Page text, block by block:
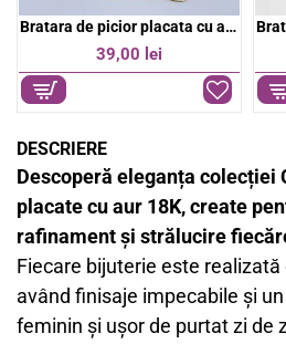
Bratara de picior placata cu aur 18k
39,00 lei
DESCRIERE
Descoperă eleganța colecției
placate cu aur 18K, create
rafinament și strălucire
Fiecare bijuterie este
având finisaje impecabile și
feminin și ușor de purtat zi de